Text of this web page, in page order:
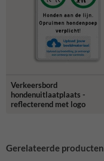
Verkeersbord
hondenuitlaatplaats -
reflecterend met logo
Gerelateerde producten